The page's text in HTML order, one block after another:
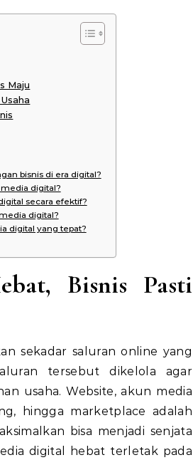
Maju
bisnis di era digital?
digital?
secara efektif?
digital?
digital yang tepat?
Bisnis Pasti
sekadar saluran online yang
tersebut dikelola agar
usaha. Website, akun media
hingga marketplace adalah
bisa menjadi senjata
digital hebat terletak pada